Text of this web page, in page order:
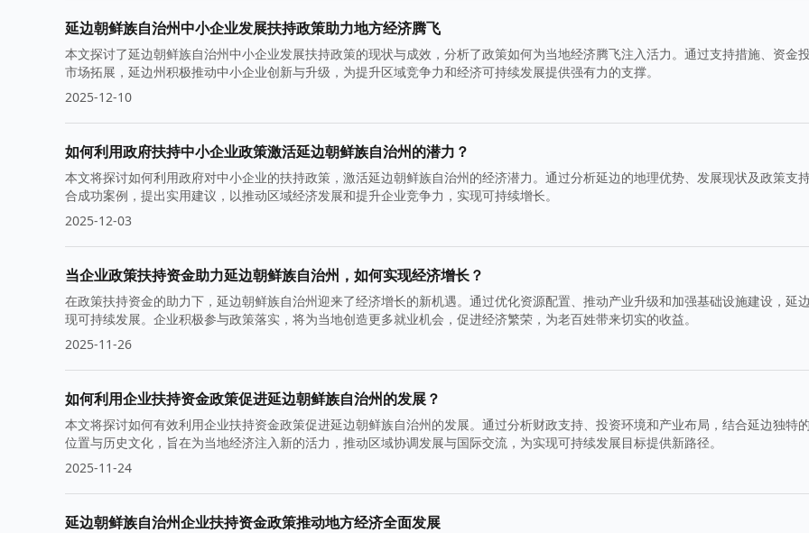
延边朝鲜族自治州中小企业发展扶持政策助力地方经济腾飞
本文探讨了延边朝鲜族自治州中小企业发展扶持政策的现状与成效，分析了政策如何为当地经济腾飞注入活力。通过支持措施、资金
市场拓展，延边州积极推动中小企业创新与升级，为提升区域竞争力和经济可持续发展提供强有力的支撑。
2025-12-10
如何利用政府扶持中小企业政策激活延边朝鲜族自治州的潜力？
本文将探讨如何利用政府对中小企业的扶持政策，激活延边朝鲜族自治州的经济潜力。通过分析延边的地理优势、发展现状及政策支
合成功案例，提出实用建议，以推动区域经济发展和提升企业竞争力，实现可持续增长。
2025-12-03
当企业政策扶持资金助力延边朝鲜族自治州，如何实现经济增长？
在政策扶持资金的助力下，延边朝鲜族自治州迎来了经济增长的新机遇。通过优化资源配置、推动产业升级和加强基础设施建设，延
现可持续发展。企业积极参与政策落实，将为当地创造更多就业机会，促进经济繁荣，为老百姓带来切实的收益。
2025-11-26
如何利用企业扶持资金政策促进延边朝鲜族自治州的发展？
本文将探讨如何有效利用企业扶持资金政策促进延边朝鲜族自治州的发展。通过分析财政支持、投资环境和产业布局，结合延边独特
位置与历史文化，旨在为当地经济注入新的活力，推动区域协调发展与国际交流，为实现可持续发展目标提供新路径。
2025-11-24
延边朝鲜族自治州企业扶持资金政策推动地方经济全面发展